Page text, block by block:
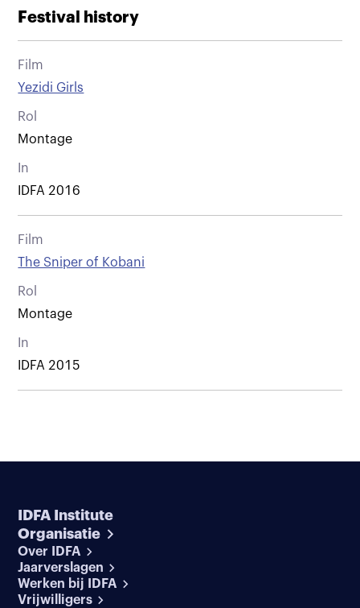
Festival history
Film
Yezidi Girls
Rol
Montage
In
IDFA 2016
Film
The Sniper of Kobani
Rol
Montage
In
IDFA 2015
IDFA Institute
Organisatie
Over IDFA
Jaarverslagen
Werken bij IDFA
Vrijwilligers